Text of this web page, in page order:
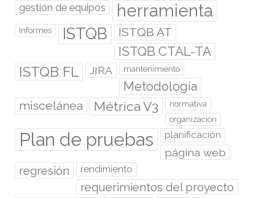
gestión de equipos herramienta
Informes ISTQB ISTQB AT
ISTQB CTAL-TA
ISTQB FL JIRA mantenimiento
Metodología
miscelánea Métrica V3
normativa
organización
Plan de pruebas planificación
página web
regresión rendimiento
requerimientos del proyecto